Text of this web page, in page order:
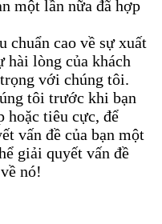
một lần nữa đã hợp
chuẩn cao về sự xuất
hài lòng của khách
với chúng tôi.
tôi trước khi bạn
hoặc tiêu cực, để
vấn đề của bạn một
giải quyết vấn đề
nó!